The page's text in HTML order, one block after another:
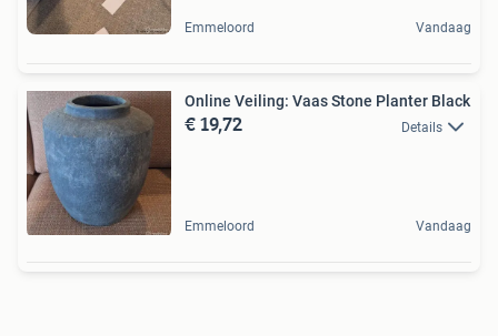
Emmeloord Vandaag
Online Veiling: Vaas Stone Planter Black
€ 19,72 Details
Emmeloord Vandaag